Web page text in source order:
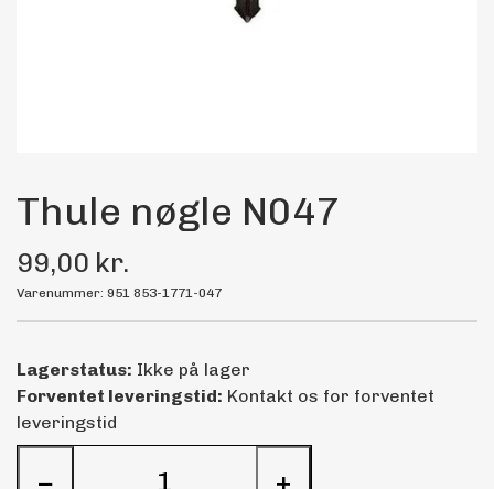
Kemi
Thule nøgle N047
99,00 kr.
Varenummer: 951 853-1771-047
Lagerstatus: Ikke på lager
Forventet leveringstid: Kontakt os for forventet
leveringstid
− +